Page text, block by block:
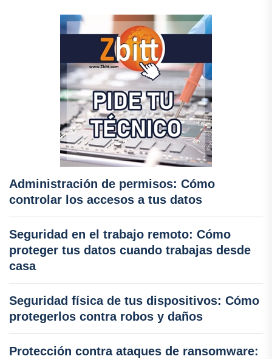
Administración de permisos: Cómo
controlar los accesos a tus datos
Seguridad en el trabajo remoto: Cómo
proteger tus datos cuando trabajas desde
casa
Seguridad física de tus dispositivos: Cómo
protegerlos contra robos y daños
Protección contra ataques de ransomware: